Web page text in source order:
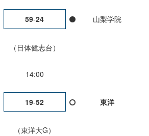
59-24 山梨学院
日体健志台
14:00
19-52 東洋
東洋大G